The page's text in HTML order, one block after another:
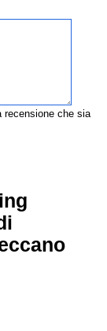
recensione che sia